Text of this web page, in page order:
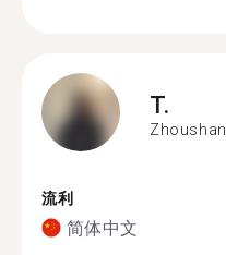
T.
Zhoushan
流利
简体中文